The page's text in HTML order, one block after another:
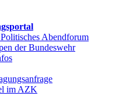
Abendforum
der Bundeswehr
im AZK